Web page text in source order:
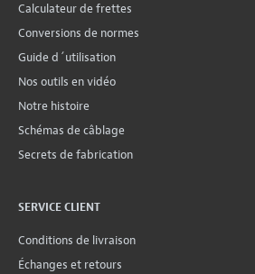
Calculateur de frettes
Conversions de normes
Guide d´utilisation
Nos outils en vidéo
Notre histoire
Schémas de câblage
Secrets de fabrication
SERVICE CLIENT
Conditions de livraison
Échanges et retours